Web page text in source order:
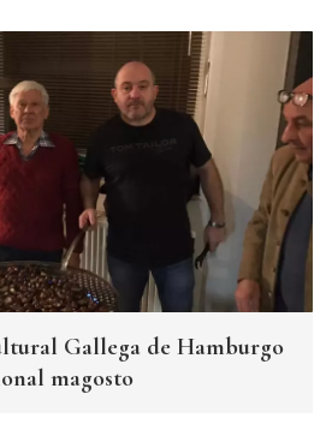
Gallega de Hamburgo
magosto